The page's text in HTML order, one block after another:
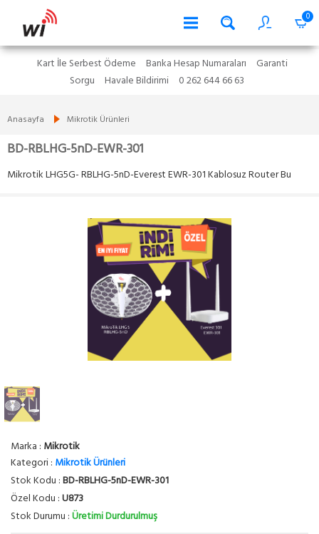
0
Kart İle Serbest Ödeme Banka Hesap Numaraları
Garanti
Sorgu
Havale Bildirimi 0 262 644 66 63
Anasayfa Mikrotik Ürünleri
BD-RBLHG-5nD-EWR-301
Mikrotik LHG5G- RBLHG-5nD-Everest EWR-301 Kablosuz Router Bu
Marka : Mikrotik
Kategori : Mikrotik Ürünleri
Stok Kodu :BD-RBLHG-5nD-EWR-301
Özel Kodu :U873
Stok Durumu :Üretimi Durdurulmuş